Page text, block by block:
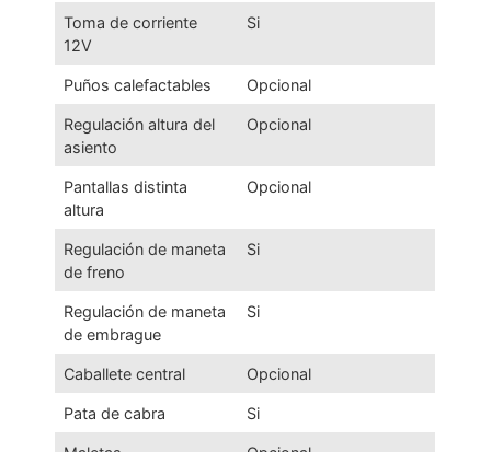
Toma de corriente
12V
Si
Puños calefactables Opcional
Regulación altura del
asiento
Opcional
Pantallas distinta
altura
Opcional
Regulación de maneta
de freno
Si
Regulación de maneta
de embrague
Si
Caballete central Opcional
Pata de cabra Si